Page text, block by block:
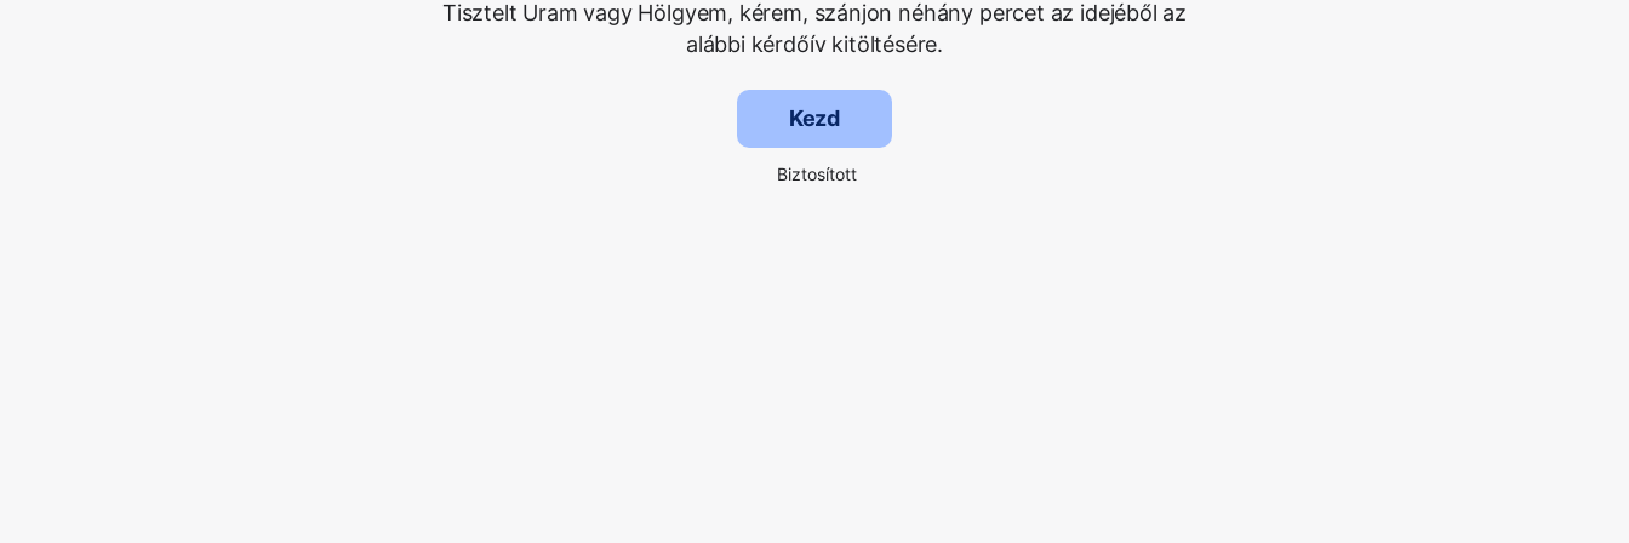
Tisztelt Uram vagy Hölgyem, kérem, szánjon néhány percet az idejéből az
alábbi kérdőív kitöltésére.
Kezd
Biztosított